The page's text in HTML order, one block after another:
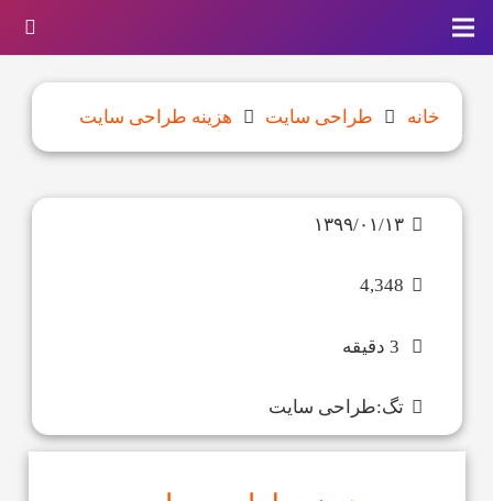
خانه طراحی سایت هزینه طراحی سایت
۱۳۹۹/۰۱/۱۳
4,348
3 دقیقه
تگ:طراحی سایت